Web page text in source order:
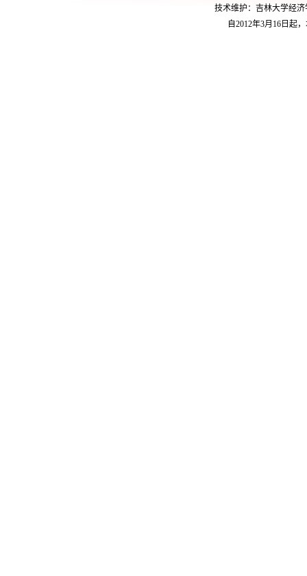
技术维护：吉林大学经济
自2012年3月16日起